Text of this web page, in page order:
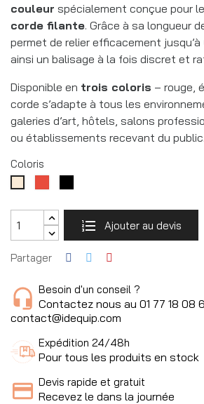
couleur spécialement conçue pour
corde filante. Grâce à sa longueur
permet de relier efficacement jusqu’à
ainsi un balisage à la fois discret et
Disponible en trois coloris – rouge,
corde s’adapte à tous les
galeries d’art, hôtels, salons
ou établissements recevant du public.
Coloris
Ajouter au devis
Partager
Besoin d'un conseil ?
Contactez nous au 01 77 18 08
contact@idequip.com
Expédition 24/48h
Pour tous les produits en stock
Devis rapide et gratuit
Recevez le dans la journée